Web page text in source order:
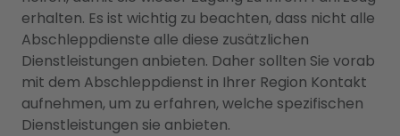
erhalten. Es ist wichtig zu beachten, dass nicht alle
Abschleppdienste alle diese zusätzlichen
Dienstleistungen anbieten. Daher sollten Sie vorab
mit dem Abschleppdienst in Ihrer Region Kontakt
aufnehmen, um zu erfahren, welche spezifischen
Dienstleistungen sie anbieten.